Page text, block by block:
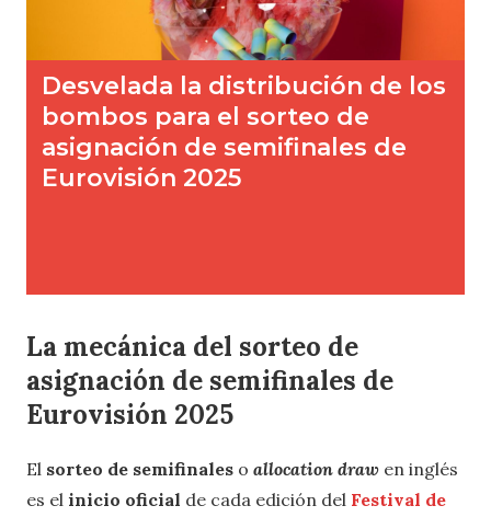
La mecánica del sorteo de
asignación de semifinales de
Eurovisión 2025
El sorteo de semifinales o allocation draw en inglés
es el inicio oficial de cada edición del Festival de